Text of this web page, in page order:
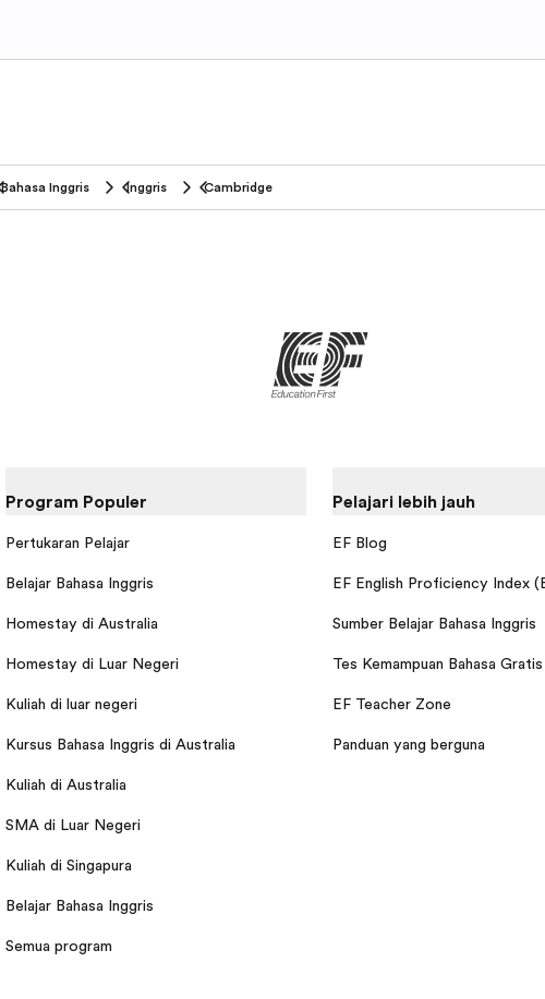
Bahasa Inggris Inggris Cambridge
Program Populer
Pertukaran Pelajar
Belajar Bahasa Inggris
Homestay di Australia
Homestay di Luar Negeri
Kuliah di luar negeri
Kursus Bahasa Inggris di Australia
Kuliah di Australia
SMA di Luar Negeri
Kuliah di Singapura
Belajar Bahasa Inggris
Semua program
Pelajari lebih jauh
EF Blog
EF English Proficiency Index
Sumber Belajar Bahasa Inggris
Tes Kemampuan Bahasa Gratis
EF Teacher Zone
Panduan yang berguna